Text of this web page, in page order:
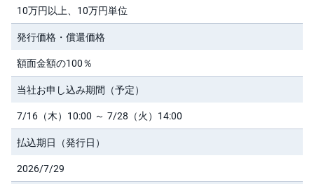
F
取
所
C
F
D(
り
っ
く
株
3
5)
10万円以上、10万円単位
発行価格・償還価格
額面金額の100％
当社お申し込み期間（予定）
7/16（木）10:00 ～ 7/28（火）14:00
払込期日（発行日）
2026/7/29